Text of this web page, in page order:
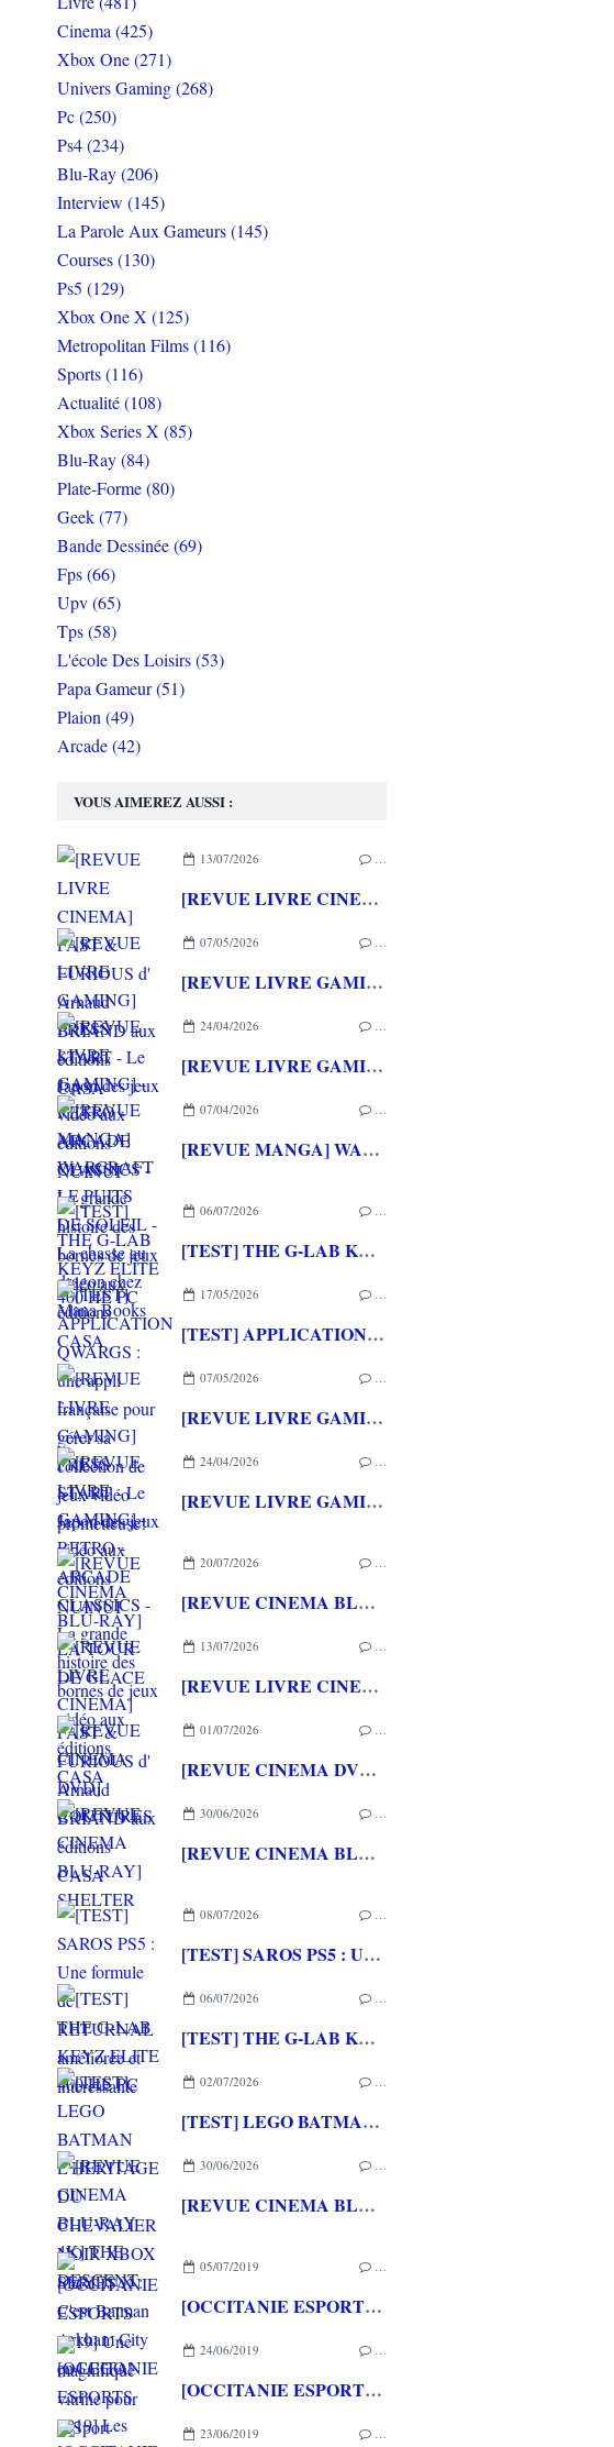
VOUS AIMEREZ AUSSI :
13/07/2026 …
[REVUE LIVRE CINEMA] FAST & FURIOUS d' Arnaud BRIAND aux éditions CASA
07/05/2026 …
[REVUE LIVRE GAMING] PRESS START - Le Japon des jeux vidéo aux éditions NUINUI
24/04/2026 …
[REVUE LIVRE GAMING] - RETRO - ARCADE CLASSICS - La grande histoire des bornes de jeux vidéo aux éditions CASA
07/04/2026 …
[REVUE MANGA] WARCRAFT LE PUITS DE SOLEIL - La chasse au dragon chez Mana Books
06/07/2026 …
[TEST] THE G-LAB KEYZ ELITE 400 HE PC
17/05/2026 …
[TEST] APPLICATION QWARGS : une appli française pour gérer sa collection de jeux vidéo prometteuse!
07/05/2026 …
[REVUE LIVRE GAMING] PRESS START - Le Japon des jeux vidéo aux éditions NUINUI
24/04/2026 …
[REVUE LIVRE GAMING] - RETRO - ARCADE CLASSICS - La grande histoire des bornes de jeux vidéo aux éditions CASA
20/07/2026 …
[REVUE CINEMA BLU-RAY] LA TOUR DE GLACE
13/07/2026 …
[REVUE LIVRE CINEMA] FAST & FURIOUS d' Arnaud BRIAND aux éditions CASA
01/07/2026 …
[REVUE CINEMA DVD] COUTURES
30/06/2026 …
[REVUE CINEMA BLU-RAY] SHELTER
08/07/2026 …
[TEST] SAROS PS5 : Une formule de RETURNAL améliorée et interessante
06/07/2026 …
[TEST] THE G-LAB KEYZ ELITE 400 HE PC
02/07/2026 …
[TEST] LEGO BATMAN L'HERITAGE DU CHEVALIER NOIR XBOX SERIES X : C'est Batman Arkham City en LEGO!
30/06/2026 …
[REVUE CINEMA BLU-RAY 4K] THE DESCENT
05/07/2019 …
[OCCITANIE ESPORTS 2019] Une magnifique vitrine pour l'eSport
24/06/2019 …
[OCCITANIE ESPORTS 2019] Les photos de la troisième journée
23/06/2019 …
Cinema (425)
Xbox One (271)
Univers Gaming (268)
Pc (250)
Ps4 (234)
Blu-Ray (206)
Interview (145)
La Parole Aux Gameurs (145)
Courses (130)
Ps5 (129)
Xbox One X (125)
Metropolitan Films (116)
Sports (116)
Actualité (108)
Xbox Series X (85)
Blu-Ray (84)
Plate-Forme (80)
Geek (77)
Bande Dessinée (69)
Fps (66)
Upv (65)
Tps (58)
L'école Des Loisirs (53)
Papa Gameur (51)
Plaion (49)
Arcade (42)